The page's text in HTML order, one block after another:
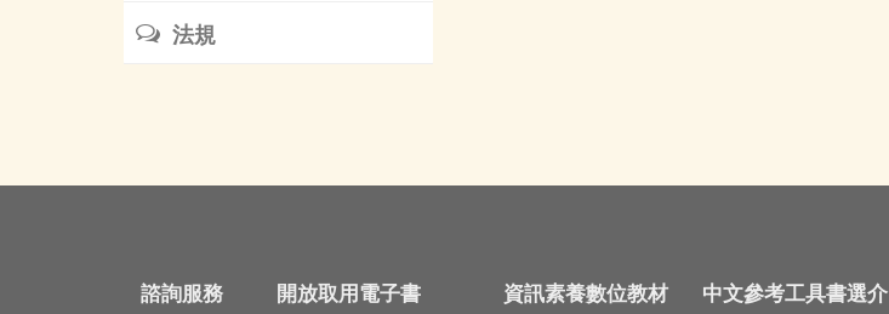
法規
諮詢服務 開放取用電子書 資訊素養數位教材 中文參考工具書選介